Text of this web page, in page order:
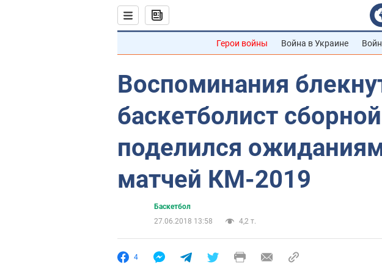
Герои войны Война в Украине
Воспоминания
баскетболист
поделился
матчей КМ-2019
Баскетбол
27.06.2018 13:58
4,2 т.
4